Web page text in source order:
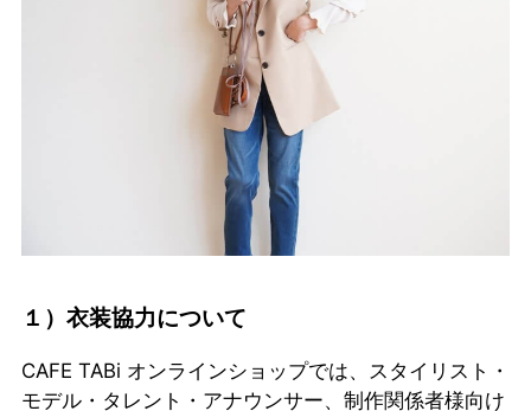
１）衣装協力について
CAFE TABi オンラインショップでは、スタイリスト・
モデル・タレント・アナウンサー、制作関係者様向け